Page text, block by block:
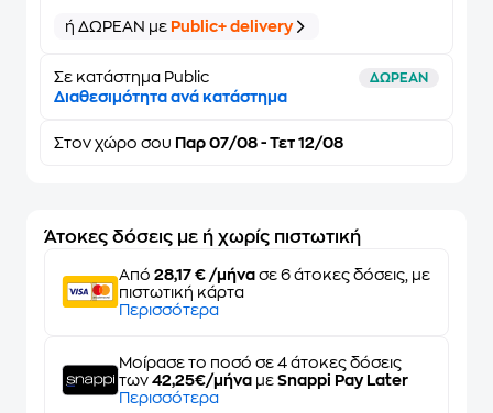
ή ΔΩΡΕΑΝ με Public+ delivery
Σε κατάστημα Public ΔΩΡΕΑΝ
Διαθεσιμότητα ανά κατάστημα
Στον χώρο σου Παρ 07/08 - Τετ 12/08
Άτοκες δόσεις με ή χωρίς πιστωτική
Από 28,17 € /μήνα σε 6 άτοκες δόσεις, με
πιστωτική κάρτα
Περισσότερα
Μοίρασε το ποσό σε 4 άτοκες δόσεις
των 42,25€/μήνα με Snappi Pay Later
Περισσότερα